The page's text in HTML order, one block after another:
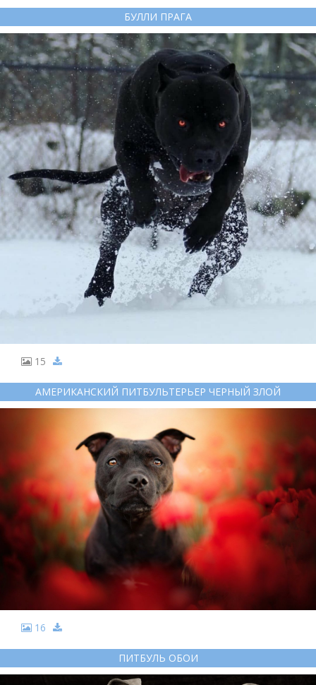
БУЛЛИ ПРАГА
15
АМЕРИКАНСКИЙ ПИТБУЛЬТЕРЬЕР ЧЕРНЫЙ ЗЛОЙ
16
ПИТБУЛЬ ОБОИ